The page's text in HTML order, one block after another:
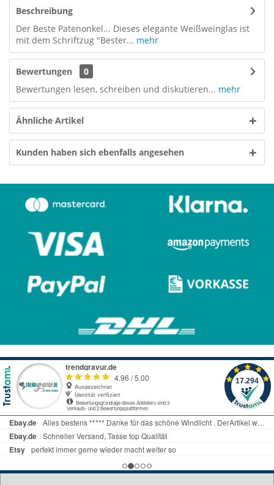
Beschreibung
Der Beste Patenonkel... Dieses elegante Weißweinglas ist
mit dem Schriftzug "Bester... mehr
Bewertungen
0
Bewertungen lesen, schreiben und diskutieren... mehr
Ähnliche Artikel
Kunden haben sich ebenfalls angesehen